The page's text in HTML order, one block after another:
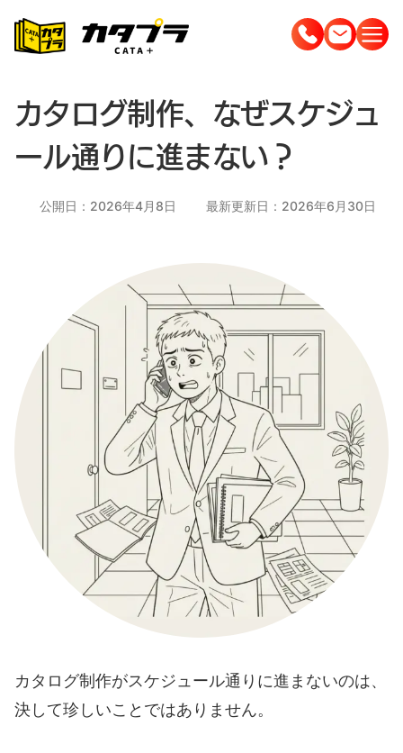
カタログ制作、なぜスケジュ
ール通りに進まない？
公開日：2026年4月8日 最新更新日：2026年6月30日
カタログ制作がスケジュール通りに進まないのは、
決して珍しいことではありません。